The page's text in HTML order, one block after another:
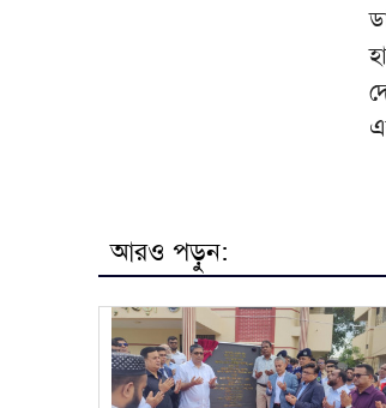
আরও পড়ুন: